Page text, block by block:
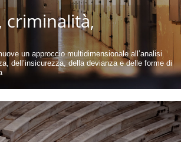
criminalità,
un approccio multidimensionale all’analisi
dell’insicurezza, della devianza e delle forme di